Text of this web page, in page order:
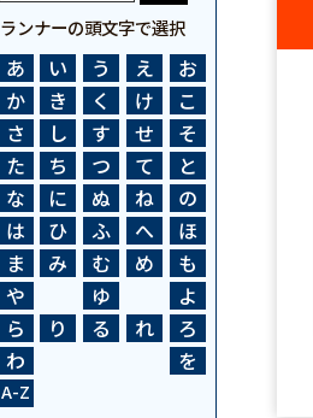
ランナーの頭文字で選択
あ い う え
お
か
き く け
こ
さ
し す せ
そ
た
ち つ て
と
な
に ぬ ね
の
は
ひ ふ へ
ほ
ま
み む め
も
や
ゆ
よ
ら
り る れ
ろ
わ
を
A-Z